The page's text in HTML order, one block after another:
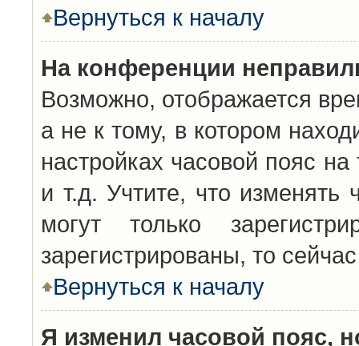
Вернуться к началу
На конференции
Возможно, отображается
а не к тому, в котором
настройках часовой пояс
и т.д. Учтите, что изменять
могут только
зарегистрированы, то
Вернуться к началу
Я изменил часовой пояс,